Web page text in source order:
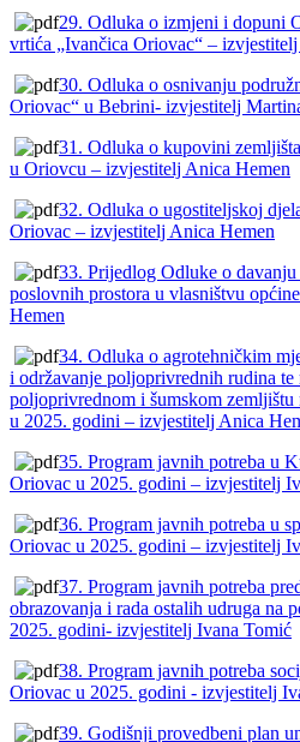
29. Odluka o izmjeni i dopuni
vrtića „Ivančica Oriovac“ –
30. Odluka o osnivanju
Oriovac“ u Bebrini- izvjestitelj
31. Odluka o kupovini
u Oriovcu – izvjestitelj Anica Hemen
32. Odluka o ugostiteljskoj
Oriovac – izvjestitelj Anica Hemen
33. Prijedlog Odluke o
poslovnih prostora u vlasništvu
Hemen
34. Odluka o agrotehničkim
i održavanje poljoprivrednih rudina te
poljoprivrednom i šumskom
u 2025. godini – izvjestitelj Anica
35. Program javnih potreba u
Oriovac u 2025. godini – izvjestitelj
36. Program javnih potreba u
Oriovac u 2025. godini – izvjestitelj
37. Program javnih potreba
obrazovanja i rada ostalih udruga na
2025. godini- izvjestitelj Ivana Tomić
38. Program javnih potreba
Oriovac u 2025. godini - izvjestitelj
39. Godišnji provedbeni plan